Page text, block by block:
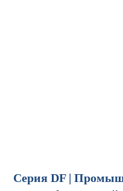
Серия DF |